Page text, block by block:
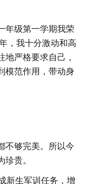
年级第一学期我荣
，我十分激动和高
地严格要求自己，
模范作用，带动身
不够完美。所以今
贵。
新生军训任务，增